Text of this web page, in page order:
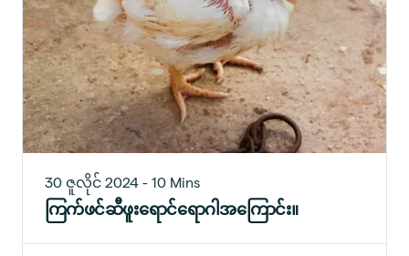
30 ဇူလိုင် 2024 - 10 Mins
ကြက်ဖင်ဆီဖူးရောင်ရောဂါအကြောင်း။